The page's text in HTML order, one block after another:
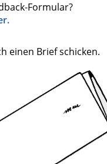
Formular?
einen Brief schicken.